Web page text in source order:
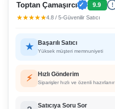
Toptan Çamaşırcı ✓ 9.9 !
★★★★★4.8 / 5•Güvenilir Satıcı
★ Başarılı Satıcı
Yüksek müşteri memnuniyeti
⚡ Hızlı Gönderim
Siparişler hızlı ve özenli hazırlanır
Satıcıya Soru Sor